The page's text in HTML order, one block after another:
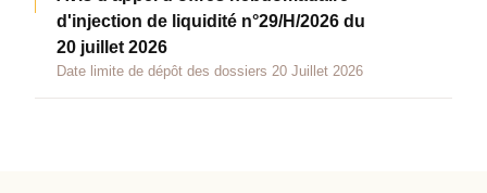
d'injection de liquidité n°29/H/2026 du
20 juillet 2026
Date limite de dépôt des dossiers 20 Juillet 2026